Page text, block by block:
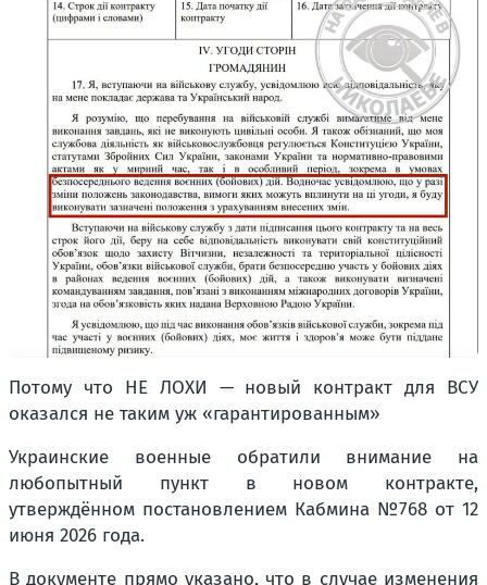
Потому что НЕ ЛОХИ — новый контракт для ВСУ
оказался не таким уж «гарантированным»
Украинские военные обратили внимание на
любопытный пункт в новом контракте,
утверждённом постановлением Кабмина №768 от 12
июня 2026 года.
В документе прямо указано, что в случае изменения